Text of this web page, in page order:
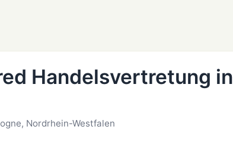
Handelsvertretung in
Nordrhein-Westfalen